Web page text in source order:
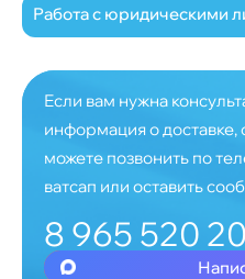
Работа с юридическими
Если вам нужна
информация о доставке,
можете позвонить по
ватсап или оставить
8 965 520